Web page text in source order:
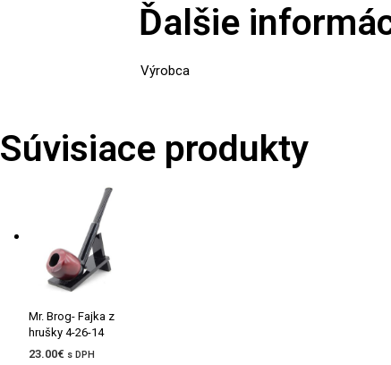
Ďalšie
Výrobca
Súvisiace produkty
Pridať do zoznamu prianí
Mr. Brog- Fajka z
hrušky 4-26-14
23.00€ s DPH